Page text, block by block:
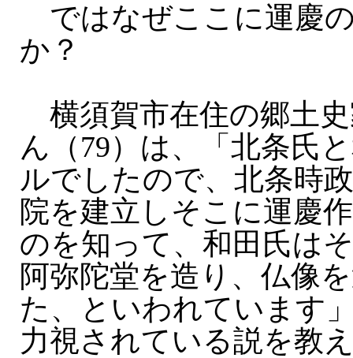
ではなぜここに運慶
か？
横須賀市在住の郷土
ん（79）は、「北条氏
ルでしたので、北条時
院を建立しそこに運慶
のを知って、和田氏は
阿弥陀堂を造り、仏像
た、といわれています
力視されている説を教